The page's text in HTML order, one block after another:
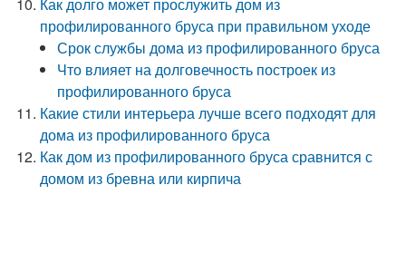
профилированного бруса при правильном уходе
Срок службы дома из профилированного бруса
Что влияет на долговечность построек из
профилированного бруса
Какие стили интерьера лучше всего подходят для
дома из профилированного бруса
Как дом из профилированного бруса сравнится с
домом из бревна или кирпича